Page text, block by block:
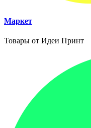
Маркет
Товары от Идеи Принт